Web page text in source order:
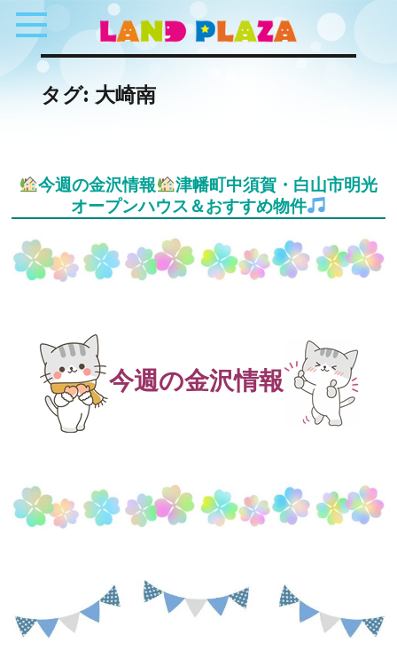
タグ: 大崎南
今週の金沢情報
津幡町中須賀・白山市明光
オープンハウス＆おすすめ物件
今週の金沢情報